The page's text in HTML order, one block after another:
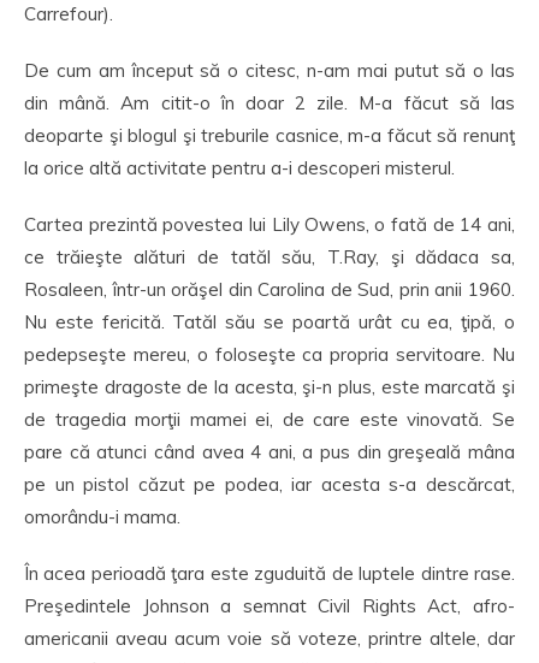
Carrefour).
De cum am început să o citesc, n-am mai putut să o las
din mână. Am citit-o în doar 2 zile. M-a făcut să las
deoparte şi blogul şi treburile casnice, m-a făcut să renunţ
la orice altă activitate pentru a-i descoperi misterul.
Cartea prezintă povestea lui Lily Owens, o fată de 14 ani,
ce trăieşte alături de tatăl său, T.Ray, şi dădaca sa,
Rosaleen, într-un orăşel din Carolina de Sud, prin anii 1960.
Nu este fericită. Tatăl său se poartă urât cu ea, ţipă, o
pedepseşte mereu, o foloseşte ca propria servitoare. Nu
primeşte dragoste de la acesta, şi-n plus, este marcată şi
de tragedia morţii mamei ei, de care este vinovată. Se
pare că atunci când avea 4 ani, a pus din greşeală mâna
pe un pistol căzut pe podea, iar acesta s-a descărcat,
omorându-i mama.
În acea perioadă ţara este zguduită de luptele dintre rase.
Preşedintele Johnson a semnat Civil Rights Act, afro-
americanii aveau acum voie să voteze, printre altele, dar